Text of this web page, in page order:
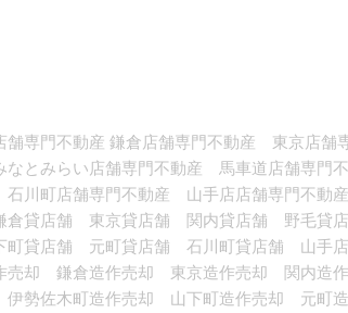
専門不動産 鎌倉店舗専門不動産 東京店舗
とみらい店舗専門不動産 馬車道店舗専
川町店舗専門不動産 山手店店舗専門不動
貸店舗 東京貸店舗 関内貸店舗 野毛貸
貸店舗 元町貸店舗 石川町貸店舗 山手
売却 鎌倉造作売却 東京造作売却 関内造
勢佐木町造作売却 山下町造作売却 元町